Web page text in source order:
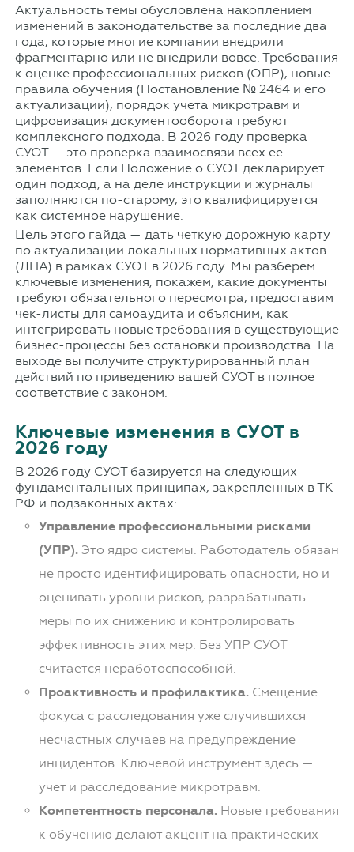
Актуальность темы обусловлена накоплением
изменений в законодательстве за последние два
года, которые многие компании внедрили
фрагментарно или не внедрили вовсе. Требования
к оценке профессиональных рисков (ОПР), новые
правила обучения (Постановление № 2464 и его
актуализации), порядок учета микротравм и
цифровизация документооборота требуют
комплексного подхода. В 2026 году проверка
СУОТ — это проверка взаимосвязи всех её
элементов. Если Положение о СУОТ декларирует
один подход, а на деле инструкции и журналы
заполняются по-старому, это квалифицируется
как системное нарушение.
Цель этого гайда — дать четкую дорожную карту
по актуализации локальных нормативных актов
(ЛНА) в рамках СУОТ в 2026 году. Мы разберем
ключевые изменения, покажем, какие документы
требуют обязательного пересмотра, предоставим
чек-листы для самоаудита и объясним, как
интегрировать новые требования в существующие
бизнес-процессы без остановки производства. На
выходе вы получите структурированный план
действий по приведению вашей СУОТ в полное
соответствие с законом.
Ключевые изменения в СУОТ в
2026 году
В 2026 году СУОТ базируется на следующих
фундаментальных принципах, закрепленных в ТК
РФ и подзаконных актах:
Управление профессиональными рисками
(УПР).Это ядро системы. Работодатель обязан
не просто идентифицировать опасности, но и
оценивать уровни рисков, разрабатывать
меры по их снижению и контролировать
эффективность этих мер. Без УПР СУОТ
считается неработоспособной.
Проактивность и профилактика.Смещение
фокуса с расследования уже случившихся
несчастных случаев на предупреждение
инцидентов. Ключевой инструмент здесь —
учет и расследование микротравм.
Компетентность персонала.Новые требования
к обучению делают акцент на практических